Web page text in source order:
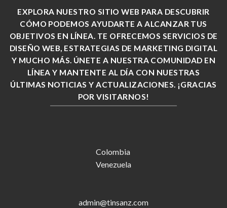
EXPLORA NUESTRO SITIO WEB PARA DESCUBRIR
CÓMO PODEMOS AYUDARTE A ALCANZAR TUS
OBJETIVOS EN LÍNEA. TE OFRECEMOS SERVICIOS DE
DISEÑO WEB, ESTRATEGIAS DE MARKETING DIGITAL
Y MUCHO MÁS. ÚNETE A NUESTRA COMUNIDAD EN
LÍNEA Y MANTENTE AL DÍA CON NUESTRAS
ÚLTIMAS NOTICIAS Y ACTUALIZACIONES. ¡GRACIAS
POR VISITARNOS!
Colombia
Venezuela
admin@tinsanz.com